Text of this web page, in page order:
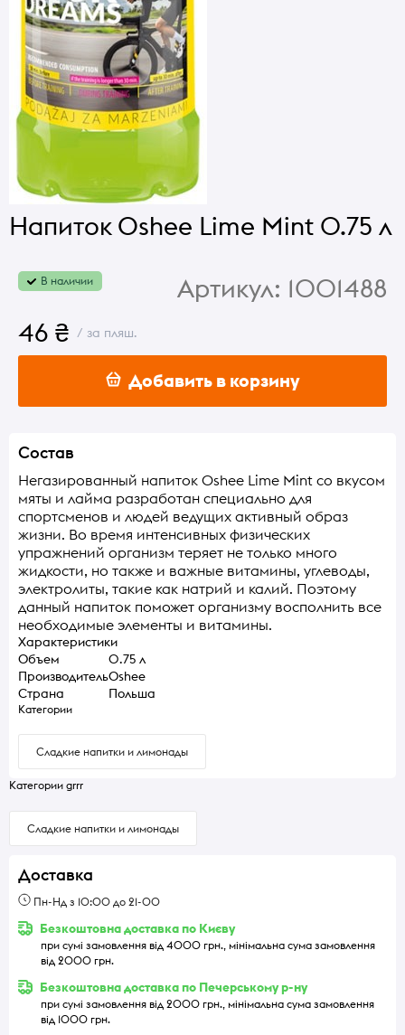
Напиток Oshee Lime Mint 0.75 л
В наличии Артикул: 1001488
46 ₴ / за пляш.
Добавить в корзину
Состав
Негазированный напиток Oshee Lime Mint со вкусом
мяты и лайма разработан специально для
спортсменов и людей ведущих активный образ
жизни. Во время интенсивных физических
упражнений организм теряет не только много
жидкости, но также и важные витамины, углеводы,
электролиты, такие как натрий и калий. Поэтому
данный напиток поможет организму восполнить все
необходимые элементы и витамины.
Характеристики
Объем
0.75 л
ПроизводительOshee
Страна
Польша
Категории
Сладкие напитки и лимонады
Категории grrr
Сладкие напитки и лимонады
Доставка
Пн-Нд з 10:00 до 21-00
Безкоштовна доставка по Києву
при сумі замовлення від 4000 грн., мінімальна сума замовлення
від 2000 грн.
Безкоштовна доставка по Печерському р-ну
при сумі замовлення від 2000 грн., мінімальна сума замовлення
від 1000 грн.